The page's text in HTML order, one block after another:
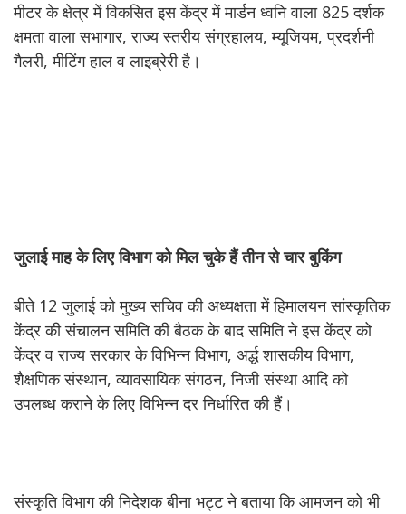
मीटर के क्षेत्र में विकसित इस केंद्र में मार्डन ध्वनि वाला 825 दर्शक
क्षमता वाला सभागार, राज्य स्तरीय संग्रहालय, म्यूजियम, प्रदर्शनी
गैलरी, मीटिंग हाल व लाइब्रेरी है।
जुलाईमाहकेलिएविभागकोमिलचुकेहैंतीनसेचारबुकिंग
बीते 12 जुलाई को मुख्य सचिव की अध्यक्षता में हिमालयन सांस्कृतिक
केंद्र की संचालन समिति की बैठक के बाद समिति ने इस केंद्र को
केंद्र व राज्य सरकार के विभिन्न विभाग, अर्द्ध शासकीय विभाग,
शैक्षणिक संस्थान, व्यावसायिक संगठन, निजी संस्था आदि को
उपलब्ध कराने के लिए विभिन्न दर निर्धारित की हैं।
संस्कृति विभाग की निदेशक बीना भट्ट ने बताया कि आमजन को भी